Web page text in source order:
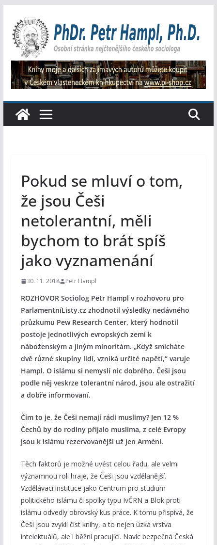
obsah
Pokud se mluví o tom,
že jsou Češi
netolerantní, měli
bychom to brát spíš
jako vyznamenání
30. 11. 2018 Petr Hampl
ROZHOVOR Sociolog Petr Hampl v rozhovoru pro
ParlamentníListy.cz zhodnotil výsledky nedávného
průzkumu Pew Research Center, který hodnotil
postoje jednotlivých evropských zemí k
náboženským a jiným minoritám. „Když smícháte
dvě různé skupiny lidí, vzniká určité napětí,“ varuje
Hampl. O islámu si nemyslí nic dobrého. Češi jsou
podle něj veskrze tolerantní národ, jsou ale ostražití
a dobře informovaní.
Čím to je, že Češi nemají rádi muslimy? Jen 12 %
Čechů by do rodiny přijalo muslima, z celé Evropy
jsou k islámu rezervovanější už jen Arméni.
Těch faktorů je možné uvést celou řadu, ale velmi
významnou roli hraje, že Češi jsou vzdělanější.
Vzdělávací instituce jako Centrum pro studium
politického islámu či spolky typu IvČRN a Blok proti
islámu odvedly obrovský kus práce. K tomu přispívá, že
Češi jsou zvyklí číst knihy, a to nejen úzká vrstva
intelektuálů, ale i běžní pracující. Navíc bezpečná Česká